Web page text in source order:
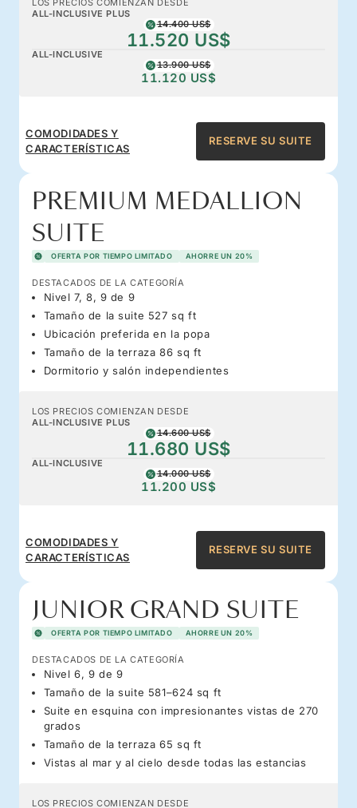
ALL-INCLUSIVE PLUS
14.400 US$
11.520 US$
ALL-INCLUSIVE
13.900 US$
11.120 US$
COMODIDADES Y
CARACTERÍSTICAS
RESERVE SU SUITE
PREMIUM MEDALLION
SUITE
OFERTA POR TIEMPO LIMITADO AHORRE UN 20%
DESTACADOS DE LA CATEGORÍA
Nivel 7, 8, 9 de 9
Tamaño de la suite 527 sq ft
Ubicación preferida en la popa
Tamaño de la terraza 86 sq ft
Dormitorio y salón independientes
LOS PRECIOS COMIENZAN DESDE
ALL-INCLUSIVE PLUS
14.600 US$
11.680 US$
ALL-INCLUSIVE
14.000 US$
11.200 US$
COMODIDADES Y
CARACTERÍSTICAS
RESERVE SU SUITE
JUNIOR GRAND SUITE
OFERTA POR TIEMPO LIMITADO AHORRE UN 20%
DESTACADOS DE LA CATEGORÍA
Nivel 6, 9 de 9
Tamaño de la suite 581–624 sq ft
Suite en esquina con impresionantes vistas de 270
grados
Tamaño de la terraza 65 sq ft
Vistas al mar y al cielo desde todas las estancias
LOS PRECIOS COMIENZAN DESDE